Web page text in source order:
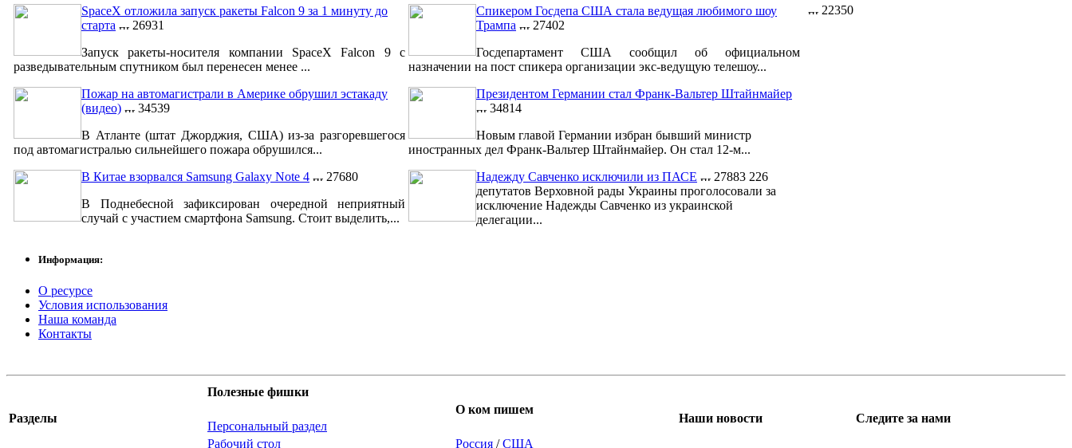
SpaceX отложила запуск ракеты Falcon 9 за 1 минуту до
старта
26931
Запуск ракеты-носителя компании SpaceX Falcon 9 с
разведывательным спутником был перенесен менее ...
Пожар на автомагистрали в Америке обрушил эстакаду
(видео)
34539
В Атланте (штат Джорджия, США) из-за разгоревшегося
под автомагистралью сильнейшего пожара обрушился...
В Китае взорвался Samsung Galaxy Note 4
27680
В Поднебесной зафиксирован очередной неприятный
случай с участием смартфона Samsung. Стоит выделить,...
Спикером Госдепа США стала ведущая любимого шоу
Трампа
27402
Госдепартамент США сообщил об официальном
назначении на пост спикера организации экс-ведущую телешоу...
Президентом Германии стал Франк-Вальтер Штайнмайер
34814
Новым главой Германии избран бывший министр
иностранных дел Франк-Вальтер Штайнмайер. Он стал 12-м...
Надежду Савченко исключили из ПАСЕ
27883 226
депутатов Верховной рады Украины проголосовали за
исключение Надежды Савченко из украинской
делегации...
22350
Информация:
О ресурсе
Условия использования
Наша команда
Контакты
Разделы
Полезные фишки
Персональный раздел
Рабочий стол
О ком пишем
Россия /США
Наши новости Следите за нами